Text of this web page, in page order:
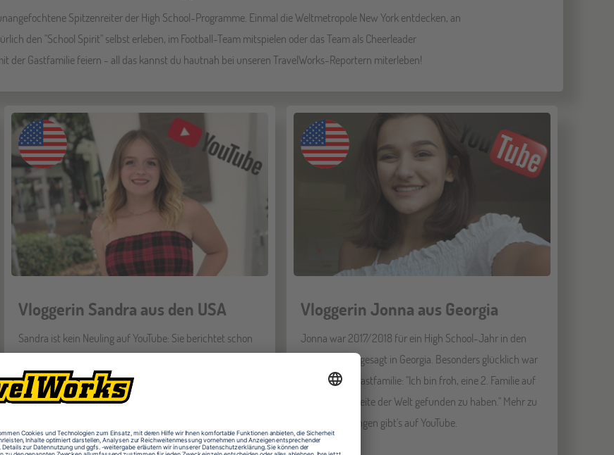
Spitzenreiter der High School-Programme. Einmal die Weltmetropole New York entdecken, an
den "School Spirit" selbst erleben, im Football-Team mitspielen oder das Team als Cheerleader
der Gastfamilie feiern - all das kannst du hautnah bei unseren TravelWorks-Reportern miterleben!
Vloggerin Sandra aus den USA
Sandra ist kein Neuling auf YouTube: Sie berichtet schon
Einblick in ihr Auslandsjahr in den USA. Schaut euch Ihre
Stories an und begleitet sie bei ihrem Abenteuer in
Vloggerin Jonna aus Georgia
Jonna war 2017/2018 für ein High School-Jahr in den
USA, genauer gesagt in Georgia. Besonders glücklich war
sie über ihre Gastfamilie: "Ich bin froh, eine 2. Familie auf
der anderen Seite der Welt gefunden zu haben." Mehr zu
ihren Erfahrungen gibt's auf YouTube.